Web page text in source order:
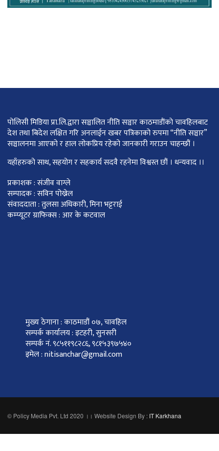
पोलिसी मिडिया प्रा.लि.द्वारा सञ्चालित नीति सञ्चार काठमाडाैंकाे चावहिलबाट
देश तथा बिदेश लक्षित गरि अनलाईन खबर पत्रिकाको रुपमा “नीति सञ्चार”
सञ्चालनमा आएको र हाल लोकप्रिय रहेको जानकारी गराउन चाहन्छौं ।
यहाँहरुको साथ, सहयोग र सहकार्य सदवै रहनेमा विश्वस्त छौं । धन्यवाद ।।
प्रकाशक : संजीव वाग्ले
सम्पादक : सविन पोख्रेल
संवाददाता : तुलसा अधिकारी, मिना भट्टराई
कम्प्यूटर ग्राफिक्स : आर के कटवाल
मुख्य ठेगाना : काठमाडौं ०७, चावहिल
सम्पर्क कार्यालय : इटहरी, सुनसरी
सम्पर्क नं. ९८५११९८२८६, ९८१५३९७५४०
इमेल : nitisanchar@gmail.com
© Policy Media Pvt. Ltd 2020 ।। Website Design By : IT Karkhana